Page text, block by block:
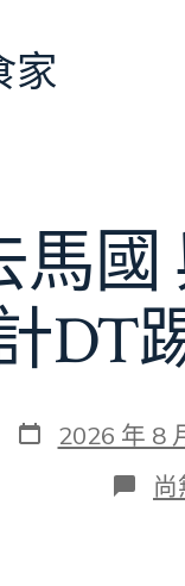
家
國
DT
發
表
2026 年 8
在
〈